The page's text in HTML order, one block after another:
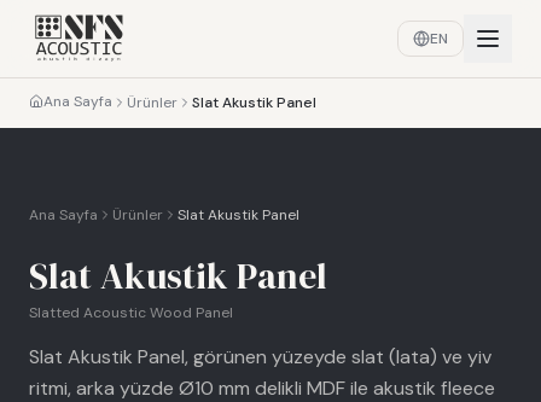
EN
Ana Sayfa Ürünler Slat Akustik Panel
Ana Sayfa Ürünler Slat Akustik Panel
Slat Akustik Panel
Slatted Acoustic Wood Panel
Slat Akustik Panel, görünen yüzeyde slat (lata) ve yiv
ritmi, arka yüzde Ø10 mm delikli MDF ile akustik fleece